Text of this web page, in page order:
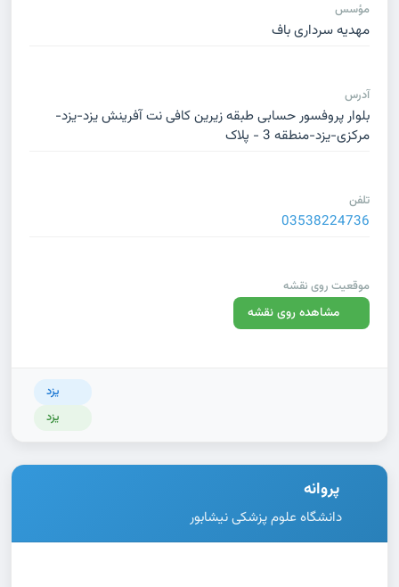
مؤسس
مهدیه سرداری باف
آدرس
بلوار پروفسور حسابی طبقه زیرین کافی نت آفرینش یزد-یزد-
مرکزی-یزد-منطقه 3 - پلاک
تلفن
03538224736
موقعیت روی نقشه
مشاهده روی نقشه
یزد
یزد
پروانه
دانشگاه علوم پزشکی نیشابور